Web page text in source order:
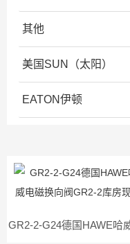
其他
美国SUN（太阳）
EATON伊顿